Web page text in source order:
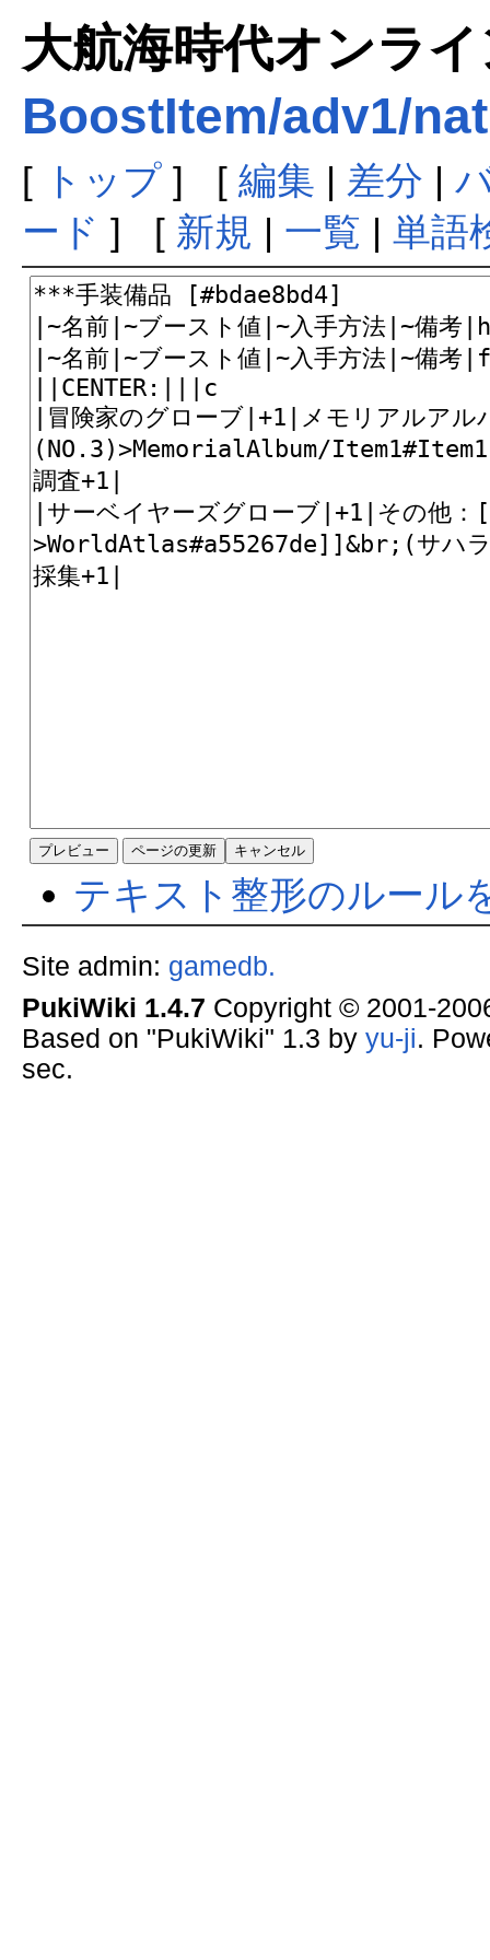
大航海時代オンラ
BoostItem/adv1/
[ トップ] [ 編集 | 差分 |
ード ] [ 新規 | 一覧 | 単語
テキスト整形のルール
Site admin: gamedb.
PukiWiki 1.4.7 Copyright © 2001-
Based on "PukiWiki" 1.3 by yu-ji.
sec.